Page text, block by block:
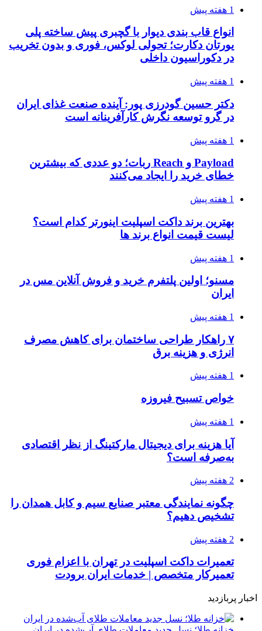
1 هفته پیش
انواع قاب بندی دیوار با گچبری پیش ساخته پلی
یورتان دکارت؛ تحولی لوکس، فوری و بدون تخریب
در دکوراسیون داخلی
1 هفته پیش
دکتر حسین گودرزی پور: آینده صنعت غذای ایران
در گرو توسعه نگرش کارآفرینانه است
1 هفته پیش
Payload و Reach ربات؛ دو عددی که بیشترین
خطای خرید را ایجاد می‌کنند
1 هفته پیش
بهترین برند داکت اسپلیت اینورتر کدام است؟
لیست قیمت انواع برند ها
1 هفته پیش
مسنو؛ اولین پلتفرم خرید و فروش آنلاین مس در
ایران
1 هفته پیش
۷ راهکار طراحی ساختمان برای کاهش مصرف
انرژی و هزینه برق
1 هفته پیش
خواص تسبیح فیروزه
1 هفته پیش
آیا هزینه برای دیجیتال مارکتینگ از نظر اقتصادی
به‌صرفه است؟
2 هفته پیش
چگونه نمایندگی معتبر صنایع سیم و کابل همدان را
تشخیص دهیم؟
2 هفته پیش
تعمیرات داکت اسپلیت در تهران با اعزام فوری
تعمیرکار متخصص | خدمات ایران برودت
اخبار پربازدید